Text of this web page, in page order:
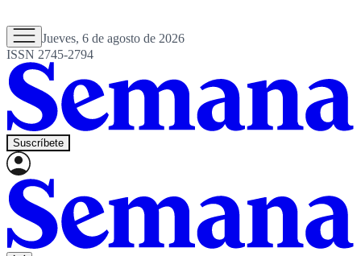
Jueves, 6 de agosto de 2026
ISSN 2745-2794
Suscríbete